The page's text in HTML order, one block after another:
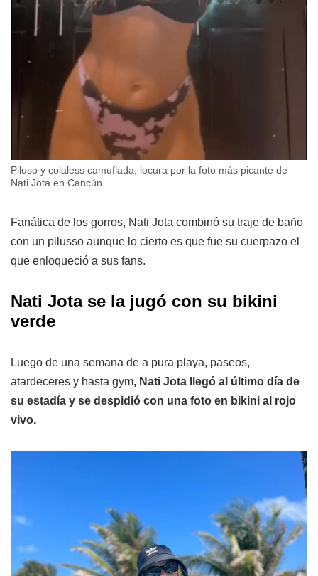
Piluso y colaless camuflada, locura por la foto más picante de
Nati Jota en Cancún.
Fanática de los gorros, Nati Jota combinó su traje de baño
con un pilusso aunque lo cierto es que fue su cuerpazo el
que enloqueció a sus fans.
Nati Jota se la jugó con su bikini
verde
Luego de una semana de a pura playa, paseos,
atardeceres y hasta gym, Nati Jota llegó al último día de
su estadía y se despidió con una foto en bikini al rojo
vivo.